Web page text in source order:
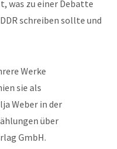
was zu einer Debatte
schreiben sollte und
Werke
sie als
Weber in der
über
GmbH.